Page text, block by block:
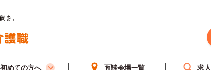
初めての方へ 面談会場一覧 求